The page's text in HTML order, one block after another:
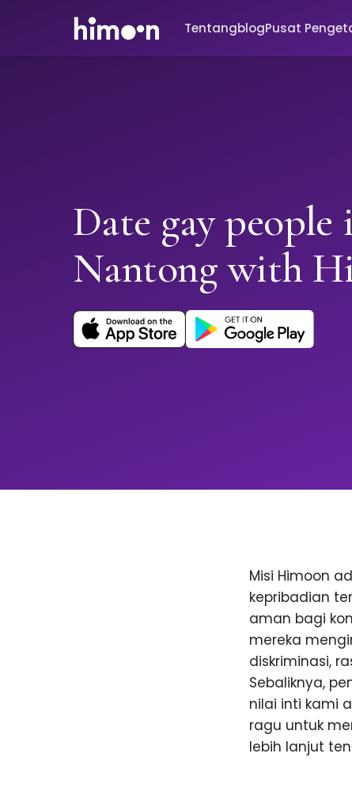
TentangblogPusat
Date gay people
Nantong with
Misi Himoon
kepribadian
aman bagi
mereka
diskriminasi,
Sebaliknya,
nilai inti kami
ragu untuk
lebih lanjut